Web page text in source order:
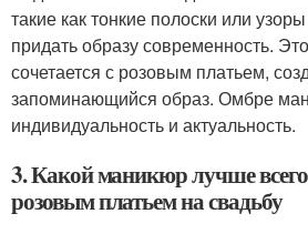
такие как тонкие полоски или
придать образу современность.
сочетается с розовым платьем,
запоминающийся образ. Омбре
индивидуальность и актуальность.
3. Какой маникюр лучше всего
розовым платьем на свадьбу